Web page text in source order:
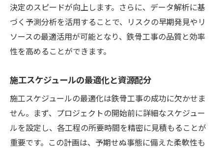
決定のスピードが向上します。さらに、データ解析に基
づく予測分析を活用することで、リスクの早期発見やリ
ソースの最適活用が可能となり、鉄骨工事の品質と効率
性を高めることができます。
施工スケジュールの最適化と資源配分
施工スケジュールの最適化は鉄骨工事の成功に欠かせま
せん。まず、プロジェクトの開始前に詳細なスケジュー
ルを設定し、各工程の所要時間を精密に見積もることが
重要です。この計画は、予期せぬ事態に備えた柔軟性も